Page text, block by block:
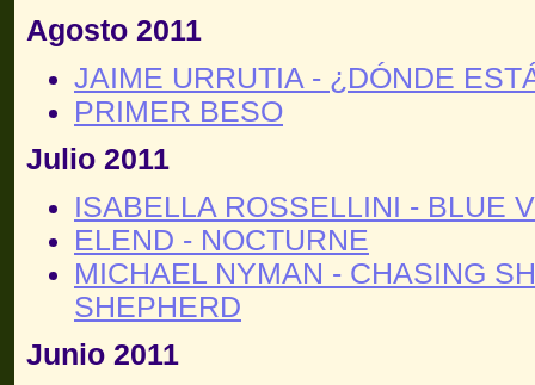
Agosto 2011
JAIME URRUTIA - ¿DÓNDE
PRIMER BESO
Julio 2011
ISABELLA ROSSELLINI - BLUE
ELEND - NOCTURNE
MICHAEL NYMAN - CHASING
SHEPHERD
Junio 2011